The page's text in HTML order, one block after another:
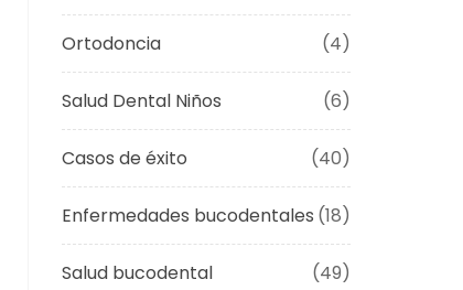
Ortodoncia (4)
Salud Dental Niños (6)
Casos de éxito (40)
Enfermedades bucodentales (18)
Salud bucodental (49)